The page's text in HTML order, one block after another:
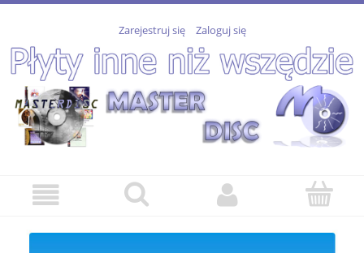
Zarejestruj się Zaloguj się